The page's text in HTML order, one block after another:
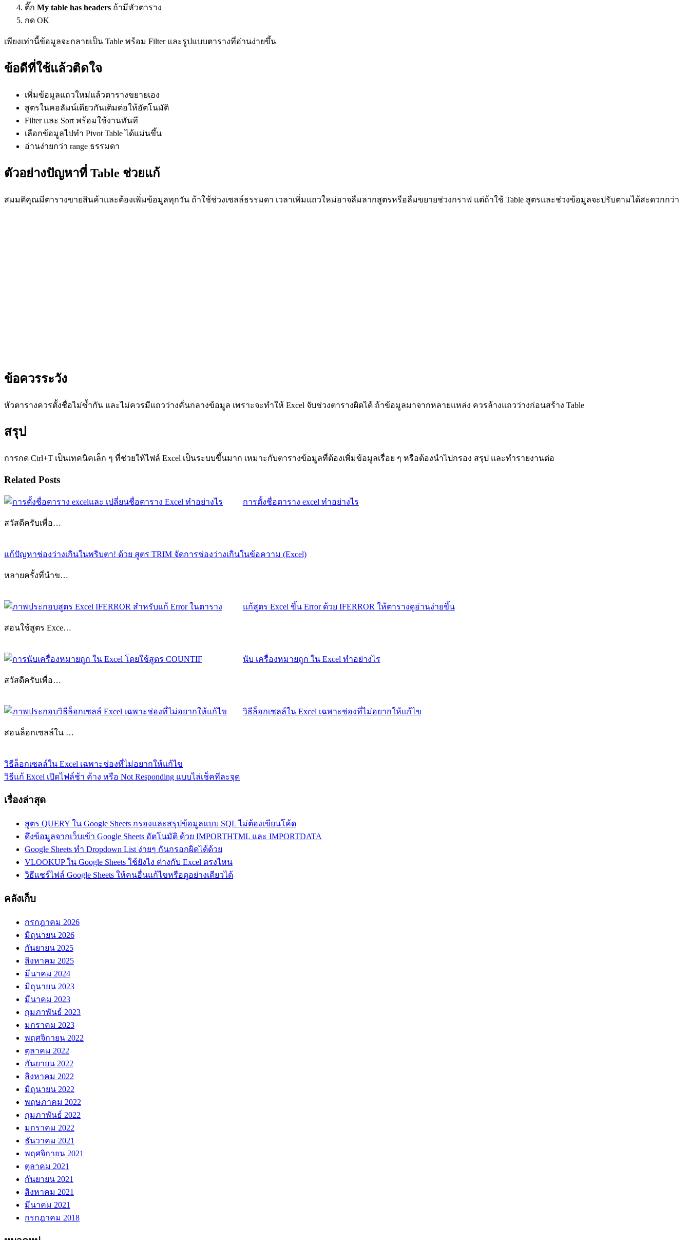
ติ๊ก My table has headers ถ้ามีหัวตาราง
กด OK
เพียงเท่านี้ข้อมูลจะกลายเป็น Table พร้อม Filter และรูปแบบตารางที่อ่านง่ายขึ้น
ข้อดีที่ใช้แล้วติดใจ
เพิ่มข้อมูลแถวใหม่แล้วตารางขยายเอง
สูตรในคอลัมน์เดียวกันเติมต่อให้อัตโนมัติ
Filter และ Sort พร้อมใช้งานทันที
เลือกข้อมูลไปทำ Pivot Table ได้แม่นขึ้น
อ่านง่ายกว่า range ธรรมดา
ตัวอย่างปัญหาที่ Table ช่วยแก้
สมมติคุณมีตารางขายสินค้าและต้องเพิ่มข้อมูลทุกวัน ถ้าใช้ช่วงเซลล์ธรรมดา เวลาเพิ่มแถวใหม่อาจลืมลากสูตรหรือลืมขยายช่วงกราฟ แต่ถ้าใช้ Table สูตรและช่วงข้อมูลจะปรับตามได้สะดวกกว่า
ข้อควรระวัง
หัวตารางควรตั้งชื่อไม่ซ้ำกัน และไม่ควรมีแถวว่างคั่นกลางข้อมูล เพราะจะทำให้ Excel จับช่วงตารางผิดได้ ถ้าข้อมูลมาจากหลายแหล่ง ควรล้างแถวว่างก่อนสร้าง Table
สรุป
การกด Ctrl+T เป็นเทคนิคเล็ก ๆ ที่ช่วยให้ไฟล์ Excel เป็นระบบขึ้นมาก เหมาะกับตารางข้อมูลที่ต้องเพิ่มข้อมูลเรื่อย ๆ หรือต้องนำไปกรอง สรุป และทำรายงานต่อ
Related Posts
การตั้งชื่อตาราง excel ทำอย่างไร
สวัสดีครับเพื่อ…
แก้ปัญหาช่องว่างเกินในพริบตา! ด้วย สูตร TRIM จัดการช่องว่างเกินในข้อความ (Excel)
หลายครั้งที่นำข…
แก้สูตร Excel ขึ้น Error ด้วย IFERROR ให้ตารางดูอ่านง่ายขึ้น
สอนใช้สูตร Exce…
นับ เครื่องหมายถูก ใน Excel ทำอย่างไร
สวัสดีครับเพื่อ…
วิธีล็อกเซลล์ใน Excel เฉพาะช่องที่ไม่อยากให้แก้ไข
สอนล็อกเซลล์ใน …
Excel
TableFilter
as
ตาราง
Excelเทคนิค
Excel
Previous
Post:
วิธีล็อกเซลล์ใน Excel เฉพาะช่องที่ไม่อยากให้แก้ไข
Next
Post:
วิธีแก้ Excel เปิดไฟล์ช้า ค้าง หรือ Not Responding แบบไล่เช็คทีละจุด
เรื่องล่าสุด
สูตร QUERY ใน Google Sheets กรองและสรุปข้อมูลแบบ SQL ไม่ต้องเขียนโค้ด
ดึงข้อมูลจากเว็บเข้า Google Sheets อัตโนมัติ ด้วย IMPORTHTML และ IMPORTDATA
Google Sheets ทำ Dropdown List ง่ายๆ กันกรอกผิดได้ด้วย
VLOOKUP ใน Google Sheets ใช้ยังไง ต่างกับ Excel ตรงไหน
วิธีแชร์ไฟล์ Google Sheets ให้คนอื่นแก้ไขหรือดูอย่างเดียวได้
คลังเก็บ
กรกฎาคม 2026
มิถุนายน 2026
กันยายน 2025
สิงหาคม 2025
มีนาคม 2024
มิถุนายน 2023
มีนาคม 2023
กุมภาพันธ์ 2023
มกราคม 2023
พฤศจิกายน 2022
ตุลาคม 2022
กันยายน 2022
สิงหาคม 2022
มิถุนายน 2022
พฤษภาคม 2022
กุมภาพันธ์ 2022
มกราคม 2022
ธันวาคม 2021
พฤศจิกายน 2021
ตุลาคม 2021
กันยายน 2021
สิงหาคม 2021
มีนาคม 2021
กรกฎาคม 2018